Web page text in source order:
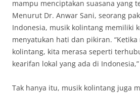
mampu menciptakan suasana yang
Menurut Dr. Anwar Sani, seorang
Indonesia, musik kolintang memiliki
menyatukan hati dan pikiran.
kolintang, kita merasa seperti
kearifan lokal yang ada di
Tak hanya itu, musik kolintang juga